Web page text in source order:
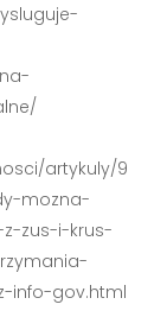
artykuly/9
mozna-
zus-i-krus-
info-gov.html